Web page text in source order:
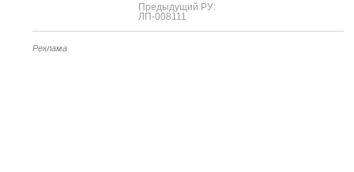
Предыдущий РУ:
ЛП-008111
Реклама